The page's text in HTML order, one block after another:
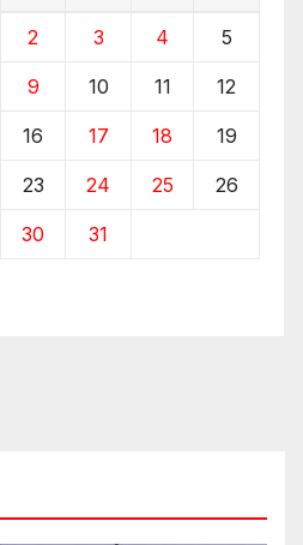
2 3 4 5
9 10 11 12
16 17 18 19
23 24 25 26
30 31